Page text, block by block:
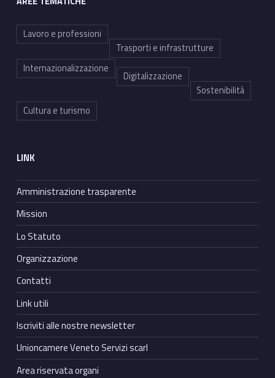
Lavoro e professioni
Trasporti e infrastrutture
Internazionalizzazione
Digitalizzazione
Sostenibilità
Cultura e turismo
LINK
Amministrazione trasparente
Mission
Lo Statuto
Organizzazione
Contatti
Link utili
Iscriviti alle nostre newsletter
Unioncamere Veneto Servizi scarl
Area riservata organi